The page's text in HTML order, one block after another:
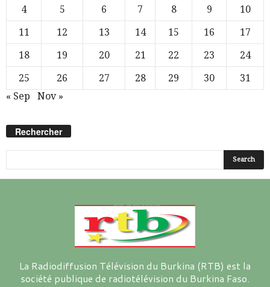
4
5 6 7 8 9
10
11
12 13 14 15 16
17
18
19 20 21 22 23
24
25
26 27 28 29 30
31
« Sep
Nov »
Rechercher
La Radiodiffusion Télévision du Burkina (RTB) est la
société publique de radiotélévision du Burkina Faso.